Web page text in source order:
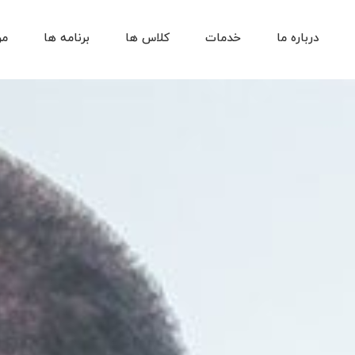
درباره ما خدمات کلاس ها برنامه ها